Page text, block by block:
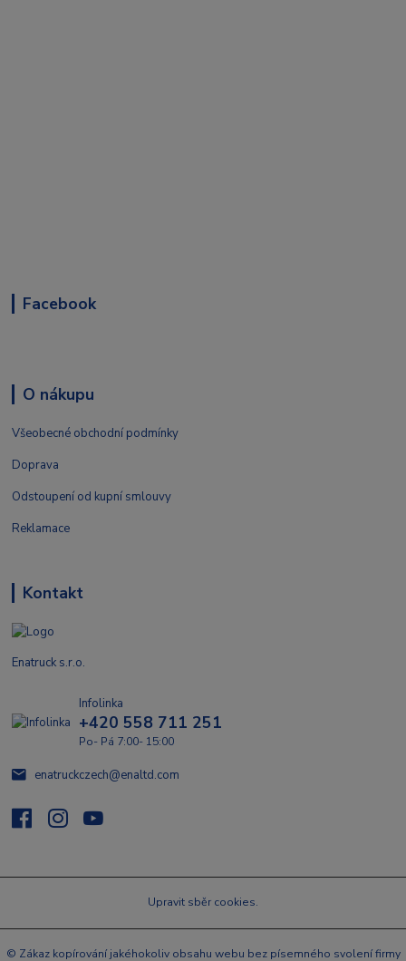
Facebook
O nákupu
Všeobecné obchodní podmínky
Doprava
Odstoupení od kupní smlouvy
Reklamace
Kontakt
Enatruck s.r.o.
Infolinka
+420 558 711 251
Po- Pá 7:00- 15:00
enatruckczech@enaltd.com
Upravit sběr cookies.
© Zákaz kopírování jakéhokoliv obsahu webu bez písemného svolení firmy